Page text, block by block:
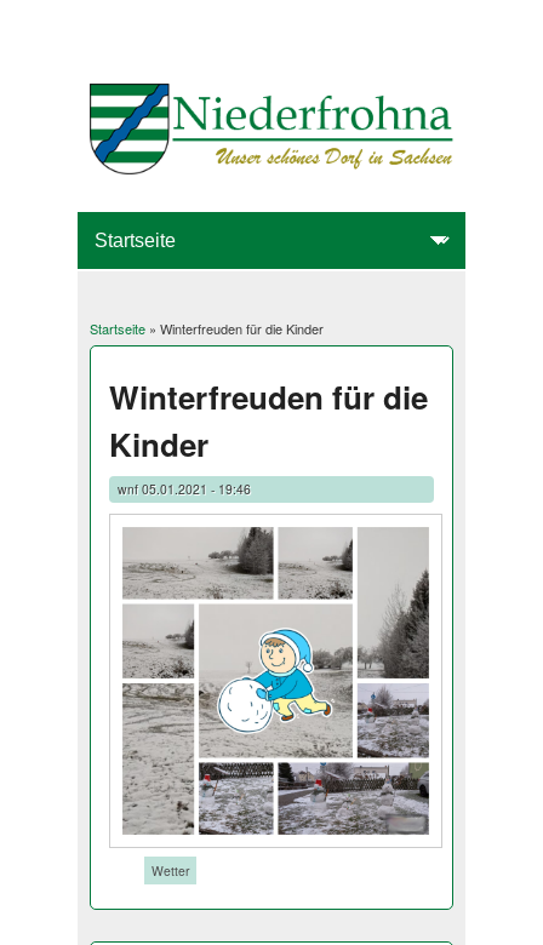
Sie sind hier
Startseite» Winterfreuden für die Kinder
Winterfreuden für die
Kinder
wnf05.01.2021 - 19:46
Wetter